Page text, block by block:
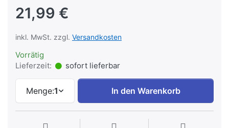
21,99 €
inkl. MwSt. zzgl. Versandkosten
Vorrätig
Lieferzeit:
sofort lieferbar
Menge:1 In den Warenkorb